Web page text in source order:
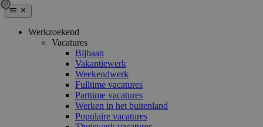
Werkzoekend
Vacatures
Bijbaan
Vakantiewerk
Weekendwerk
Fulltime vacatures
Parttime vacatures
Werken in het buitenland
Populaire vacatures